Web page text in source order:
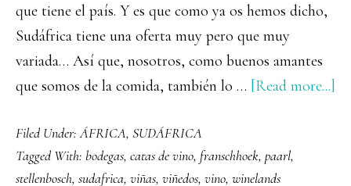
que tiene el país. Y es que como ya os hemos dicho,
Sudáfrica tiene una oferta muy pero que muy
variada… Así que, nosotros, como buenos amantes
que somos de la comida, también lo … [Read more...]
Filed Under:ÁFRICA, SUDÁFRICA
Tagged With: bodegas, catas de vino, franschhoek, paarl,
stellenbosch, sudafrica, viñas, viñedos, vino, winelands